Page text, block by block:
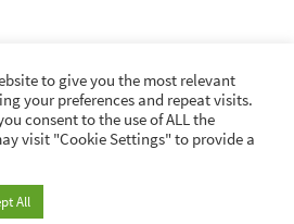
dei contenuti di questo sito non è
autorizzazione dell'autore.
byNirvana
to give you the most relevant
your preferences and repeat visits.
consent to the use of ALL the
visit "Cookie Settings" to provide a
All